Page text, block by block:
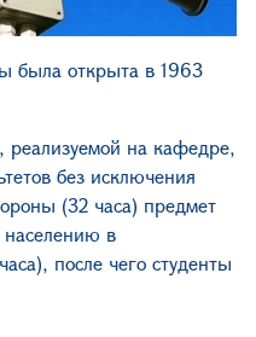
была открыта в 1963
реализуемой на кафедре,
без исключения
(32 часа) предмет
в
после чего студенты